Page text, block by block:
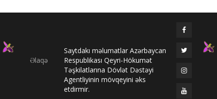
Prezidentlər Şuşada mətbuata bəyanatlarla çıxış
Elməddin Behbud: “IV Şuşa Qlobal Media Forumu
beynəlxalq media əməkdaşlığının nüfuzlu
platformasına çevrilib”
14-07-2026, 14:24
Əlaqə
Saytdakı məlumatlar Azərbaycan
Respublikası Qeyri-Hökumət
Təşkilatlarına Dövlət Dəstəyi
Agentliyinin mövqeyini əks
etdirmir.